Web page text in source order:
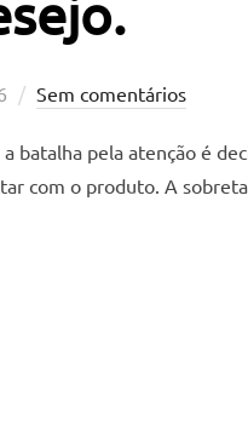
Sem comentários
pela atenção é
com o produto. A
FINAL QUE TRANSFORMA